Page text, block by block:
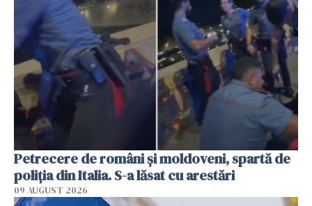
Petrecere de români și moldoveni, spartă de
poliția din Italia. S-a lăsat cu arestări
09 AUGUST 2026